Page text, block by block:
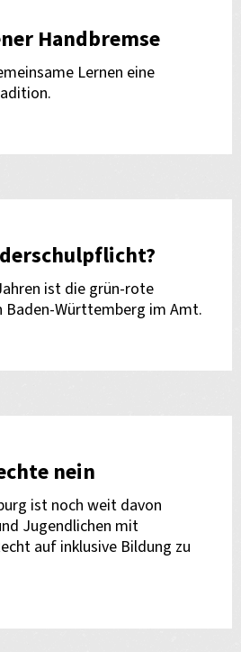
Handbremse
Lernen eine
ist die grün-rote
Baden-Württemberg im Amt.
nein
ist noch weit davon
Jugendlichen mit
auf inklusive Bildung zu